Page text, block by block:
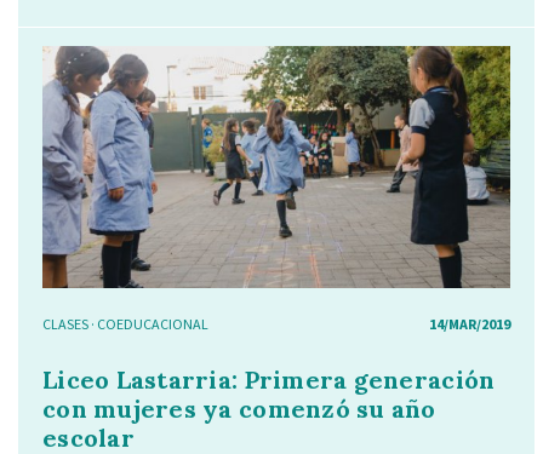
CLASES · COEDUCACIONAL 14/MAR/2019
Liceo Lastarria: Primera generación
con mujeres ya comenzó su año
escolar